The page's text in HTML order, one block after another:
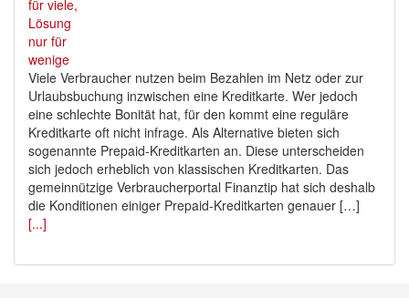
Viele Verbraucher nutzen beim Bezahlen im Netz oder zur
Urlaubsbuchung inzwischen eine Kreditkarte. Wer jedoch
eine schlechte Bonität hat, für den kommt eine reguläre
Kreditkarte oft nicht infrage. Als Alternative bieten sich
sogenannte Prepaid-Kreditkarten an. Diese unterscheiden
sich jedoch erheblich von klassischen Kreditkarten. Das
gemeinnützige Verbraucherportal Finanztip hat sich deshalb
die Konditionen einiger Prepaid-Kreditkarten genauer […]
[...]